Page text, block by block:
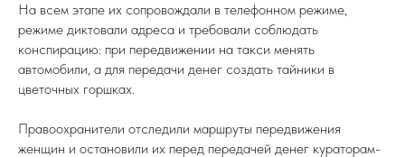
На всем этапе их сопровождали в телефонном режиме,
режиме диктовали адреса и требовали соблюдать
конспирацию: при передвижении на такси менять
автомобили, а для передачи денег создать тайники в
цветочных горшках.
Правоохранители отследили маршруты передвижения
женщин и остановили их перед передачей денег кураторам-